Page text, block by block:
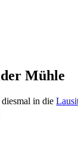
Mühle
diesmal in die